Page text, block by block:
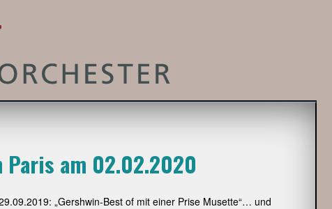
am 02.02.2020
„Gershwin-Best of mit einer Prise Musette“… und